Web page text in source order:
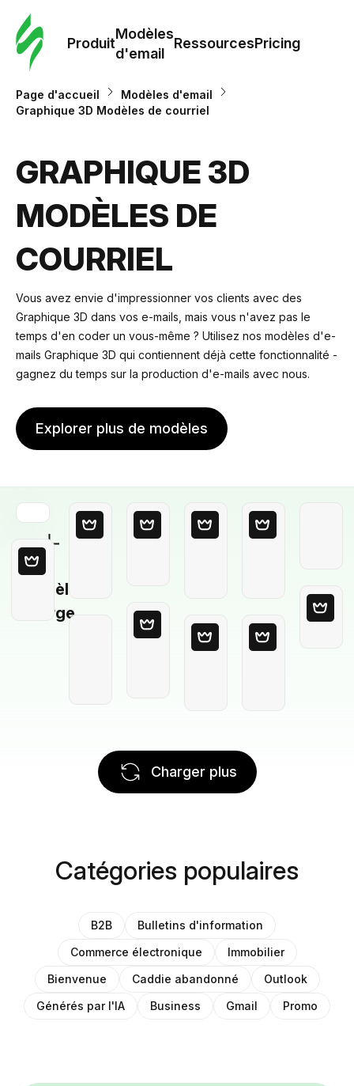
Produit
Modèles
d'email
RessourcesPricing
Page d'accueil
Modèles d'email
Graphique 3D Modèles de courriel
GRAPHIQUE 3D
MODÈLES DE
COURRIEL
Vous avez envie d'impressionner vos clients avec des
Graphique 3D dans vos e-mails, mais vous n'avez pas le
temps d'en coder un vous-même ? Utilisez nos modèles d'e-
mails Graphique 3D qui contiennent déjà cette fonctionnalité -
gagnez du temps sur la production d'e-mails avec nous.
Explorer plus de modèles
Modèle
Vierge
Charger plus
Catégories populaires
B2B
Bulletins d'information
Commerce électronique
Immobilier
Bienvenue
Caddie abandonné
Outlook
Générés par l'IA
Business Gmail Promo